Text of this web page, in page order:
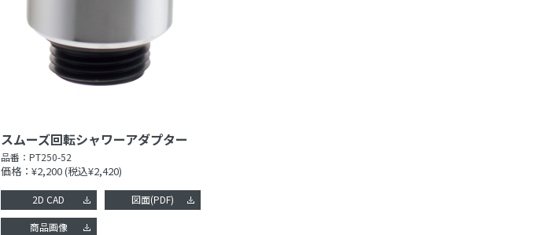
スムーズ回転シャワーアダプター
品番： PT250-52
価格：¥2,200(税込¥2,420)
2D CAD 図面(PDF)
商品画像